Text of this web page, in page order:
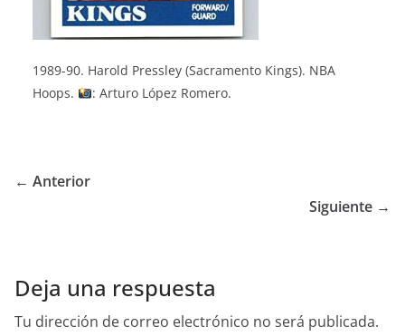
1989-90. Harold Pressley (Sacramento Kings). NBA
Hoops.
: Arturo López Romero.
← Anterior
Siguiente →
Deja una respuesta
Tu dirección de correo electrónico no será publicada.